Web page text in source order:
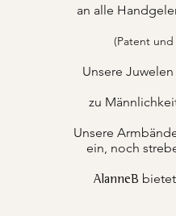
an alle
(Patent
Unsere
zu
Unsere
ein, noch
AlanneB